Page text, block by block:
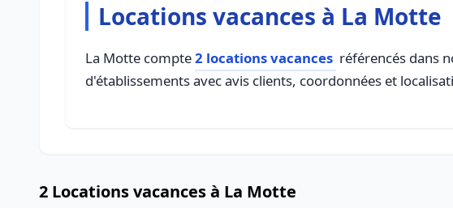
Locations vacances à La Motte
La Motte compte2 locations vacances référencés dans
d'établissements avec avis clients, coordonnées et
2 Locations vacances à La Motte